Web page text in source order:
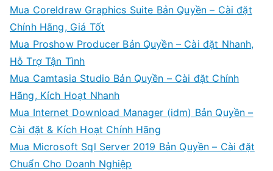
Mua Coreldraw Graphics Suite Bản Quyền – Cài đặt
Chính Hãng, Giá Tốt
Mua Proshow Producer Bản Quyền – Cài đặt Nhanh,
Hỗ Trợ Tận Tình
Mua Camtasia Studio Bản Quyền – Cài đặt Chính
Hãng, Kích Hoạt Nhanh
Mua Internet Download Manager (idm) Bản Quyền –
Cài đặt & Kích Hoạt Chính Hãng
Mua Microsoft Sql Server 2019 Bản Quyền – Cài đặt
Chuẩn Cho Doanh Nghiệp